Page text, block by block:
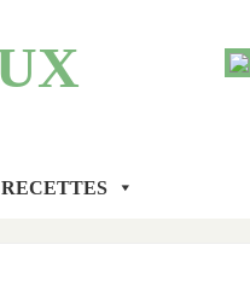
RECETTES